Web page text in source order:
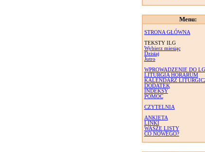
Menu:
STRONA GŁÓWNA
TEKSTY ILG
Wybierz miesiąc
Dzisiaj
Jutro
WPROWADZENIE DO
LITURGIA HORARUM
KALENDARZ
DODATEK
INDEKSY
POMOC
CZYTELNIA
ANKIETA
LINKI
WASZE LISTY
CO NOWEGO?